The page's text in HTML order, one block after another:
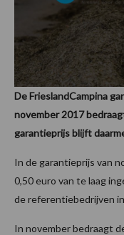
De FrieslandCampina
november 2017
garantieprijs blijft
In de garantieprijs van
0,50 euro van te laag
de referentiebedrijven
In november bedraagt